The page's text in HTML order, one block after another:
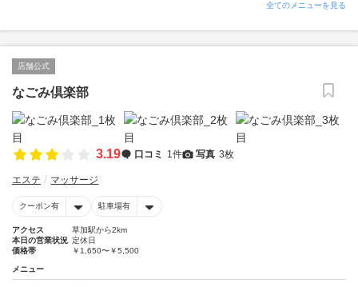
全てのメニューを見る
店舗公式
なごみ倶楽部
3.19 口コミ 1件 写真 3枚
エステ マッサージ
クーポン有 駐車場有
アクセス
草加駅から2km
本日の営業状況 定休日
価格帯
￥1,650〜￥5,500
メニュー